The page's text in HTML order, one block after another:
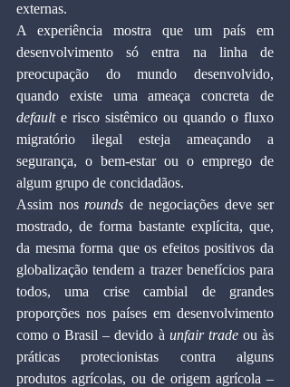
externas.
A experiência mostra que um país em
desenvolvimento só entra na linha de
preocupação do mundo desenvolvido,
default e risco sistêmico ou quando o fluxo
migratório ilegal esteja ameaçando a
segurança, o bem-estar ou o emprego de
algum grupo de concidadãos.
Assim nos rounds de negociações deve ser
mostrado, de forma bastante explícita, que,
da mesma forma que os efeitos positivos da
globalização tendem a trazer benefícios para
todos, uma crise cambial de grandes
proporções nos países em desenvolvimento
como o Brasil – devido à unfair trade ou às
práticas protecionistas contra alguns
produtos agrícolas, ou de origem agrícola –